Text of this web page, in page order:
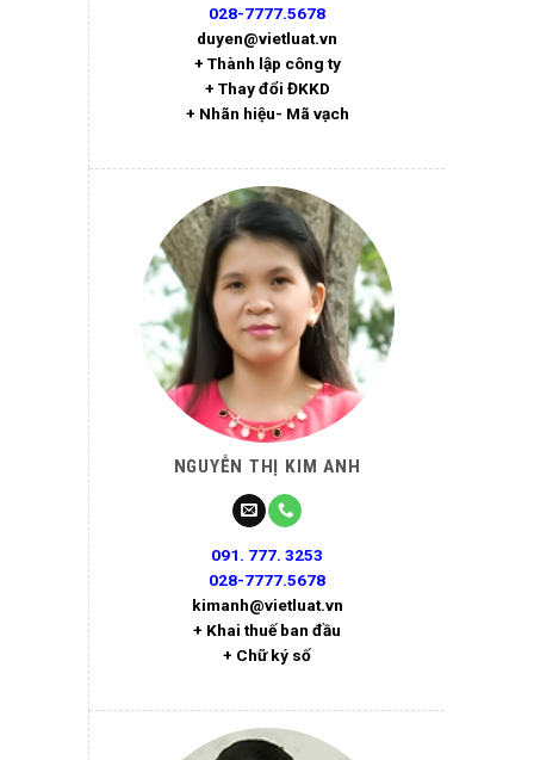
028-7777.5678
duyen@vietluat.vn
+ Thành lập công ty
+ Thay đổi ĐKKD
+ Nhãn hiệu- Mã vạch
NGUYỄN THỊ KIM ANH
091. 777. 3253
028-7777.5678
kimanh@vietluat.vn
+ Khai thuế ban đầu
+ Chữ ký số